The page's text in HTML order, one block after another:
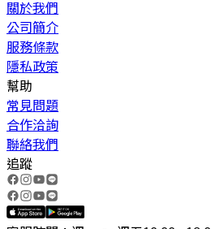
關於我們
公司簡介
服務條款
隱私政策
幫助
常見問題
合作洽詢
聯絡我們
追蹤